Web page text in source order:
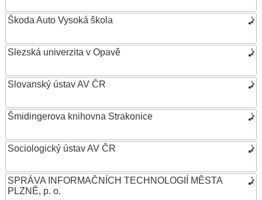
Škoda Auto Vysoká škola
Slezská univerzita v Opavě
Slovanský ústav AV ČR
Šmidingerova knihovna Strakonice
Sociologický ústav AV ČR
SPRÁVA INFORMAČNÍCH TECHNOLOGIÍ MĚSTA
PLZNĚ, p. o.